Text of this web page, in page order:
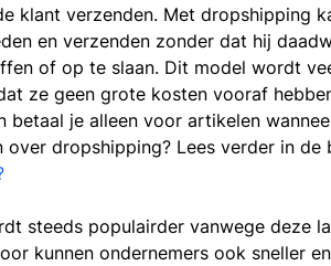
klant verzenden. Met dropshipping
en verzenden zonder dat hij
of op te slaan. Dit model wordt
ze geen grote kosten vooraf
betaal je alleen voor artikelen
over dropshipping? Lees verder in de
steeds populairder vanwege deze
kunnen ondernemers ook sneller